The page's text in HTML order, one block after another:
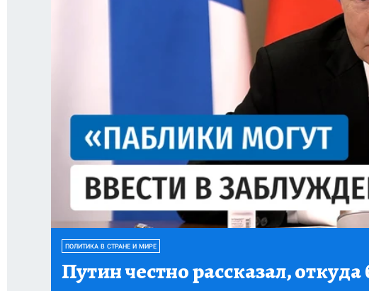
ПОЛИТИКА В СТРАНЕ И МИРЕ
Путин честно рассказал,